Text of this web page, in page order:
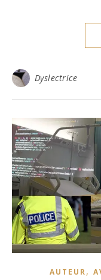
Dyslectrice
AUTEUR,